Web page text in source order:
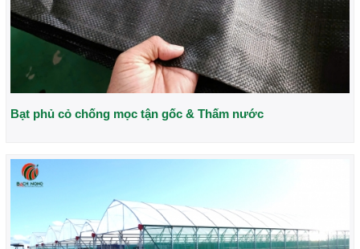
Bạt phủ cỏ chống mọc tận gốc & Thấm nước